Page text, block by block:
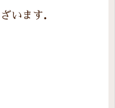
います．